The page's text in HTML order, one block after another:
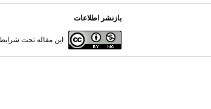
بازنشر اطلاعات
این مقاله تحت شرایط